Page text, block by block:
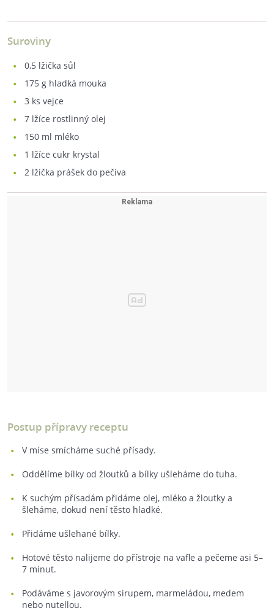
Suroviny
0,5 lžička sůl
175 g hladká mouka
3 ks vejce
7 lžíce rostlinný olej
150 ml mléko
1 lžíce cukr krystal
2 lžička prášek do pečiva
Postup přípravy receptu
V míse smícháme suché přísady.
Oddělíme bílky od žloutků a bílky ušleháme do tuha.
K suchým přísadám přidáme olej, mléko a žloutky a
šleháme, dokud není těsto hladké.
Přidáme ušlehané bílky.
Hotové těsto nalijeme do přístroje na vafle a pečeme asi 5–
7 minut.
Podáváme s javorovým sirupem, marmeládou, medem
nebo nutellou.